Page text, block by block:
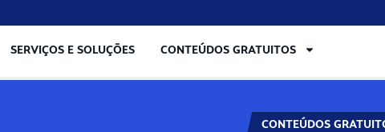
SERVIÇOS E SOLUÇÕES CONTEÚDOS GRATUITOS
CONTEÚDOS